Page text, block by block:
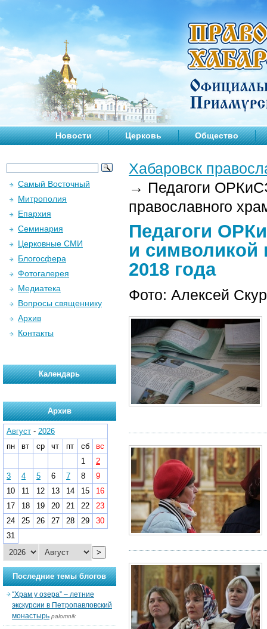
Новости Церковь Общество
Хабаровск
→ Педагоги
православного
Педагоги
и символикой
2018 года
Фото: Алексей
Самый Восточный
Митрополия
Епархия
Семинария
Церковные СМИ
Блогосфера
Фотогалерея
Медиатека
Вопросы священнику
Архив
Контакты
Календарь
Архив
Август - 2026
пн
вт ср чт пт сб
вс
1
2
3
4 5 6 7 8
9
10
11 12 13 14 15
16
17
18 19 20 21 22
23
24
25 26 27 28 29
30
31
>
Последние темы блогов
“Храм у озера” – летние
экскурсии в Петропавловский
монастырь palomnik